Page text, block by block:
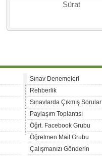
Sürat
Sınav Denemeleri
Rehberlik
Sınavlarda Çıkmış Sorular
Paylaşım Toplantısı
Öğrt. Facebook Grubu
Öğretmen Mail Grubu
Çalışmanızı Gönderin